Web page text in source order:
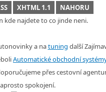
XHTML 1.1
NAHORU
kde najdete to co jinde neni.
a natuning další
Automatické obchodní
přes cestovní
spokojení.